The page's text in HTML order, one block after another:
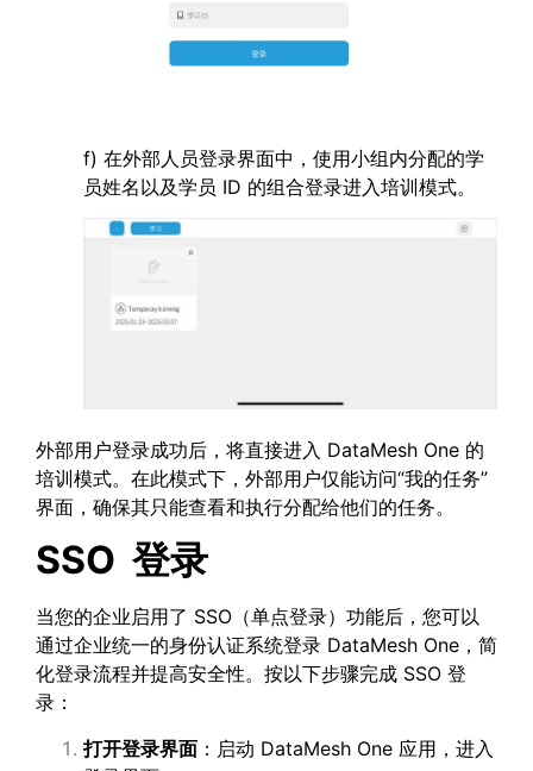
f) 在外部人员登录界面中，使用小组内分配的学
员姓名以及学员 ID 的组合登录进入培训模式。
外部用户登录成功后，将直接进入 DataMesh One 的
培训模式。在此模式下，外部用户仅能访问“我的任务”
界面，确保其只能查看和执行分配给他们的任务。
SSO 登录
当您的企业启用了 SSO（单点登录）功能后，您可以
通过企业统一的身份认证系统登录 DataMesh One，简
化登录流程并提高安全性。按以下步骤完成 SSO 登
录：
打开登录界面 ：启动 DataMesh One 应用，进入